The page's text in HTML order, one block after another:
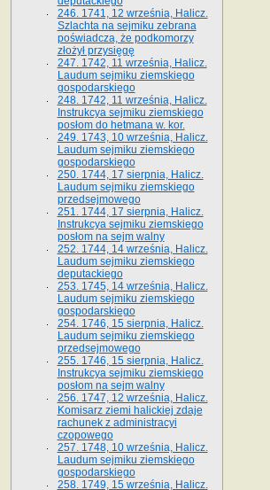
246. 1741, 12 września, Halicz.
Szlachta na sejmiku zebrana
poświadcza, że podkomorzy
złożył przysięgę
247. 1742, 11 września, Halicz.
Laudum sejmiku ziemskiego
gospodarskiego
248. 1742, 11 września, Halicz.
Instrukcya sejmiku ziemskiego
posłom do hetmana w. kor.
249. 1743, 10 września, Halicz.
Laudum sejmiku ziemskiego
gospodarskiego
250. 1744, 17 sierpnia, Halicz.
Laudum sejmiku ziemskiego
przedsejmowego
251. 1744, 17 sierpnia, Halicz.
Instrukcya sejmiku ziemskiego
posłom na sejm walny
252. 1744, 14 września, Halicz.
Laudum sejmiku ziemskiego
deputackiego
253. 1745, 14 września, Halicz.
Laudum sejmiku ziemskiego
gospodarskiego
254. 1746, 15 sierpnia, Halicz.
Laudum sejmiku ziemskiego
przedsejmowego
255. 1746, 15 sierpnia, Halicz.
Instrukcya sejmiku ziemskiego
posłom na sejm walny
256. 1747, 12 września, Halicz.
Komisarz ziemi halickiej zdaje
rachunek z administracyi
czopowego
257. 1748, 10 września, Halicz.
Laudum sejmiku ziemskiego
gospodarskiego
258. 1749, 15 września, Halicz.